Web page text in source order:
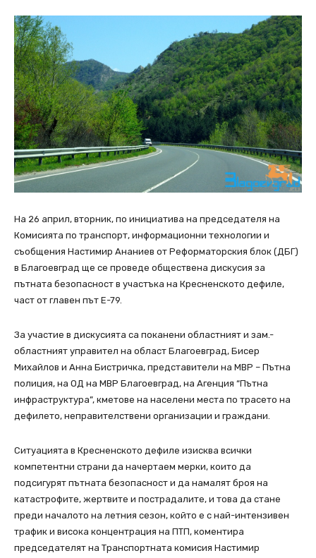
На 26 април, вторник, по инициатива на председателя на
Комисията по транспорт, информационни технологии и
съобщения Настимир Ананиев от Рeформаторския блок (ДБГ)
в Благоевград ще се проведе обществена дискусия за
пътната безопасност в участъка на Кресненското дефиле,
част от главен път Е-79.
За участие в дискусията са поканени областният и зам.-
областният управител на област Благоевград, Бисер
Михайлов и Анна Бистричка, представители на МВР – Пътна
полиция, на ОД на МВР Благоевград, на Агенция “Пътна
инфраструктура”, кметове на населени места по трасето на
дефилето, неправителствени организации и граждани.
Ситуацията в Кресненското дефиле изисква всички
компетентни страни да начертаем мерки, които да
подсигурят пътната безопасност и да намалят броя на
катастрофите, жертвите и пострадалите, и това да стане
преди началото на летния сезон, който е с най-интензивен
трафик и висока концентрация на ПТП, коментира
председателят на Транспортната комисия Настимир